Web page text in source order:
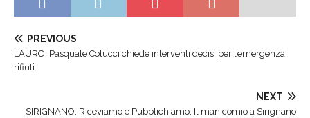
PREVIOUS
LAURO. Pasquale Colucci chiede interventi decisi per l’emergenza
rifiuti.
NEXT
SIRIGNANO. Riceviamo e Pubblichiamo. Il manicomio a Sirignano